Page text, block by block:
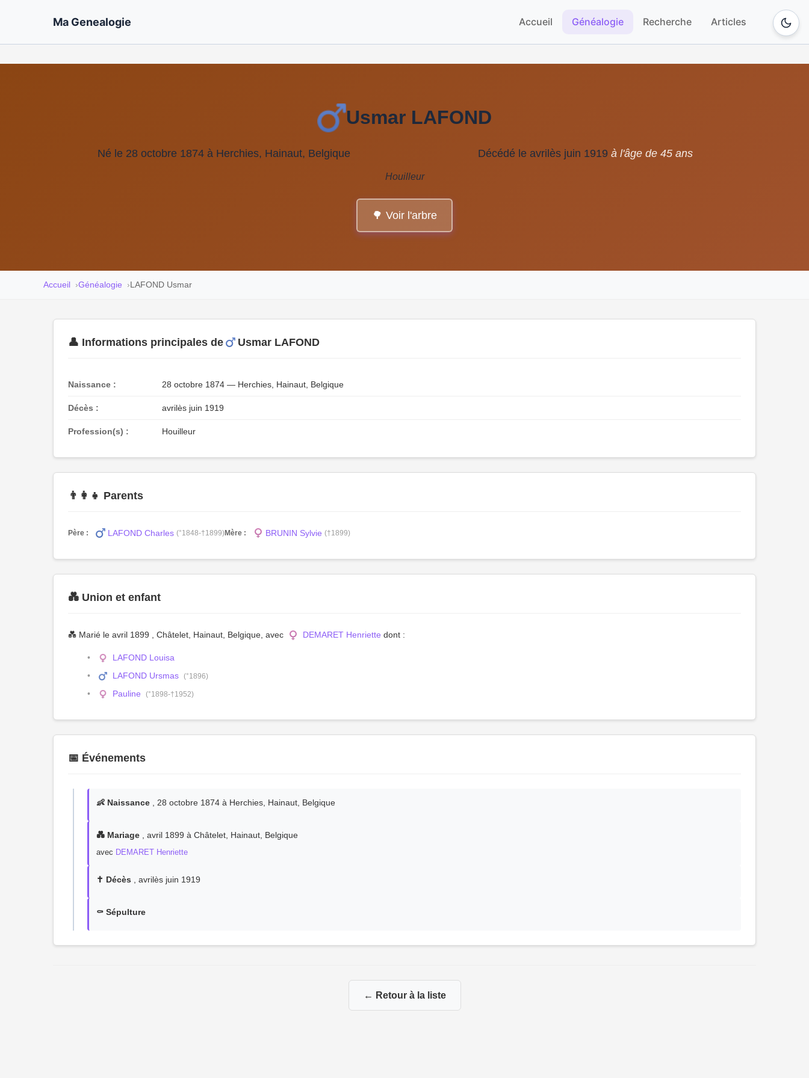
Ma Genealogie Accueil Généalogie Recherche Articles
Usmar LAFOND
Né le 28 octobre 1874 à Herchies, Hainaut, Belgique Décédé le avrilès juin 1919 à l'âge de 45 ans
Houilleur
🌳 Voir l'arbre
Accueil Généalogie LAFOND Usmar
👤 Informations principales de Usmar LAFOND
Naissance : 28 octobre 1874 — Herchies, Hainaut, Belgique
Décès : avrilès juin 1919
Profession(s) : Houilleur
👨‍👩‍👧 Parents
Père : LAFOND Charles (°1848-†1899)Mère : BRUNIN Sylvie (†1899)
💑 Union et enfant
💑 Marié le avril 1899 , Châtelet, Hainaut, Belgique, avec DEMARET Henriette dont :
LAFOND Louisa
LAFOND Ursmas (°1896)
Pauline (°1898-†1952)
📅 Événements
👶 Naissance , 28 octobre 1874 à Herchies, Hainaut, Belgique
💑 Mariage , avril 1899 à Châtelet, Hainaut, Belgique
avec DEMARET Henriette
✝️ Décès , avrilès juin 1919
⚰️ Sépulture
← Retour à la liste